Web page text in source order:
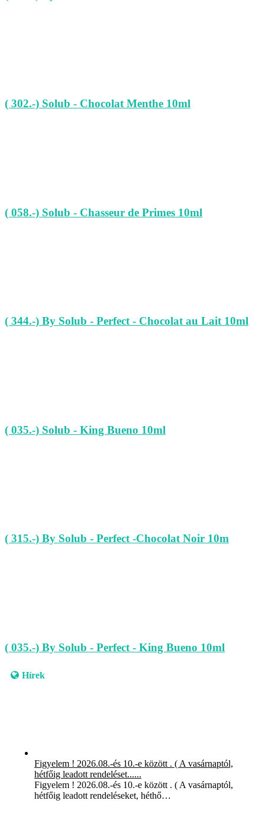
( 302.-) Solub - Chocolat Menthe 10ml
( 058.-) Solub - Chasseur de Primes 10ml
( 344.-) By Solub - Perfect - Chocolat au Lait 10ml
( 035.-) Solub - King Bueno 10ml
( 315.-) By Solub - Perfect -Chocolat Noir 10m
( 035.-) By Solub - Perfect - King Bueno 10ml
Hírek
Figyelem ! 2026.08.-és 10.-e között . ( A vasárnaptól,
hétfőig leadott rendeléset......
Figyelem ! 2026.08.-és 10.-e között . ( A vasárnaptól,
hétfőig leadott rendeléseket, héthő…